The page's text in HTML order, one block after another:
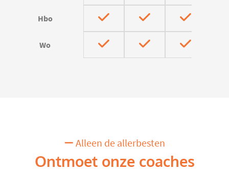
Hbo
Wo
Alleen de allerbesten
Ontmoet onze coaches